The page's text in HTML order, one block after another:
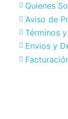
Quienes
Aviso de
Términos
Envios y